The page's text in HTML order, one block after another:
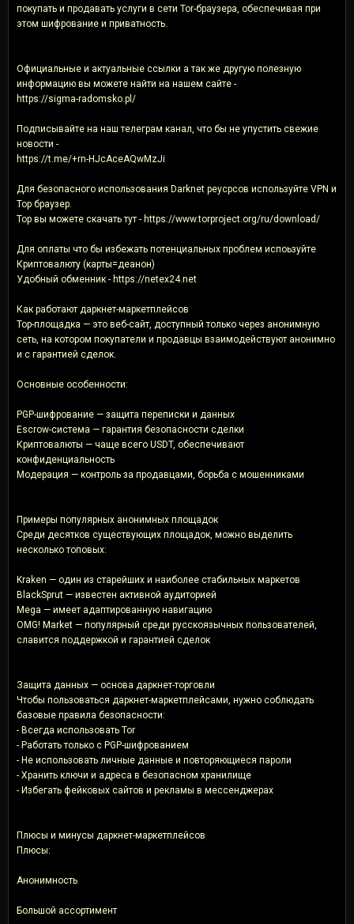
покупать и продавать услуги в сети Tor-браузера, обеспечивая при
этом шифрование и приватность.
Официальные и актуальные ссылки а так же другую полезную
информацию вы можете найти на нашем сайте -
https://sigma-radomsko.pl/
Подписывайте на наш телеграм канал, что бы не упустить свежие
новости -
https://t.me/+rn-HJcAceAQwMzJi
Для безопасного использования Darknet реусрсов используйте VPN и
Тор браузер.
Тор вы можете скачать тут - https://www.torproject.org/ru/download/
Для оплаты что бы избежать потенциальных проблем испоьзуйте
Криптовалюту (карты=деанон)
Удобный обменник - https://netex24.net
Как работают даркнет-маркетплейсов
Тор-площадка — это веб-сайт, доступный только через анонимную
сеть, на котором покупатели и продавцы взаимодействуют анонимно
и с гарантией сделок.
Основные особенности:
PGP-шифрование — защита переписки и данных
Escrow-система — гарантия безопасности сделки
Криптовалюты — чаще всего USDT, обеспечивают
конфиденциальность
Модерация — контроль за продавцами, борьба с мошенниками
Примеры популярных анонимных площадок
Среди десятков существующих площадок, можно выделить
несколько топовых:
Kraken — один из старейших и наиболее стабильных маркетов
BlackSprut — известен активной аудиторией
Mega — имеет адаптированную навигацию
OMG! Market — популярный среди русскоязычных пользователей,
славится поддержкой и гарантией сделок
Защита данных — основа даркнет-торговли
Чтобы пользоваться даркнет-маркетплейсами, нужно соблюдать
базовые правила безопасности:
- Всегда использовать Tor
- Работать только с PGP-шифрованием
- Не использовать личные данные и повторяющиеся пароли
- Хранить ключи и адреса в безопасном хранилище
- Избегать фейковых сайтов и рекламы в мессенджерах
Плюсы и минусы даркнет-маркетплейсов
Плюсы:
Анонимность
Большой ассортимент